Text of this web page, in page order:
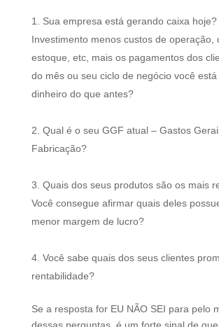
Sua empresa está gerando caixa
Investimento menos custos de operação,
estoque, etc, mais os pagamentos dos
do mês ou seu ciclo de negócio você
dinheiro do que antes?
Qual é o seu GGF atual – Gastos
Fabricação?
Quais dos seus produtos são os mais
Você consegue afirmar quais deles
menor margem de lucro?
Você sabe quais dos seus clientes
rentabilidade?
Se a resposta for EU NÃO SEI para pelo
dessas perguntas, é um forte sinal de